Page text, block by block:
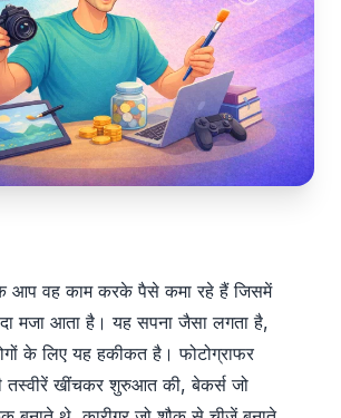
आप वह काम करके पैसे कमा रहे हैं जिसमें
मजा आता है। यह सपना जैसा लगता है,
के लिए यह हकीकत है। फोटोग्राफर
तस्वीरें खींचकर शुरुआत की, बेकर्स जो